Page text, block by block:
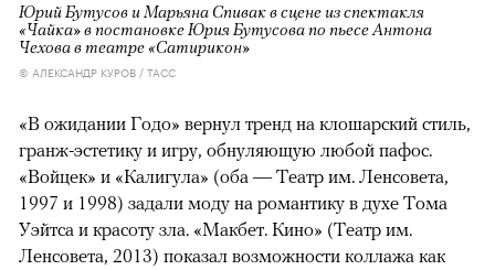
Юрий Бутусов и Марьяна Спивак в сцене из спектакля
«Чайка» в постановке Юрия Бутусова по пьесе Антона
Чехова в театре «Сатирикон»
© АЛЕКСАНДР КУРОВ / ТАСС
«В ожидании Годо» вернул тренд на клошарский стиль,
гранж-эстетику и игру, обнуляющую любой пафос.
«Войцек» и «Калигула» (оба — Театр им. Ленсовета,
1997 и 1998) задали моду на романтику в духе Тома
Уэйтса и красоту зла. «Макбет. Кино» (Театр им.
Ленсовета, 2013) показал возможности коллажа как